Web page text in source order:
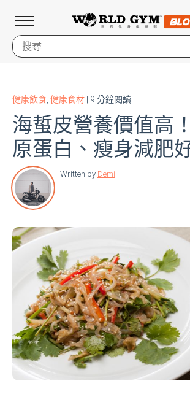
健康飲食 健康食材 | 9 分鐘閱讀
海蜇皮營養價值高
原蛋白、瘦身減肥
Written by Demi